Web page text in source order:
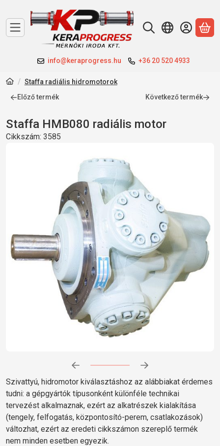
info@keraprogress.hu +36 20 520 4933
A
Staffa radiális hidromotorok
Előző termék
Következő termék
Staffa HMB080 radiális motor
Cikkszám: 3585
Szivattyú, hidromotor kiválasztáshoz az alábbiakat érdemes
tudni: a gépgyártók típusonként különféle technikai
tervezést alkalmaznak, ezért az alkatrészek kialakítása
(tengely, felfogatás, központosító-perem, csatlakozások)
változhat, ezért az eredeti cikkszámon szereplő termék
nem minden esetben egyezik.